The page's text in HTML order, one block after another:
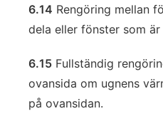
6.14 Rengöring mellan
dela eller fönster som är
6.15 Fullständig
ovansida om ugnens
på ovansidan.